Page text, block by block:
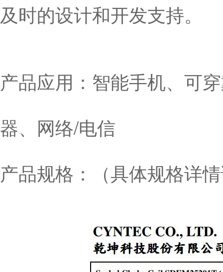
及时的设计和开发支持。
产品应用：智能手机、可
器、网络/电信
产品规格：（具体规格详